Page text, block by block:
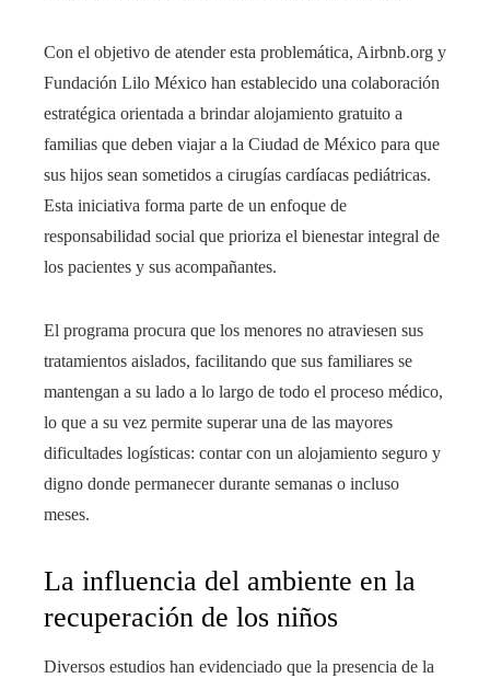
Con el objetivo de atender esta problemática, Airbnb.org y
Fundación Lilo México han establecido una colaboración
estratégica orientada a brindar alojamiento gratuito a
familias que deben viajar a la Ciudad de México para que
sus hijos sean sometidos a cirugías cardíacas pediátricas.
Esta iniciativa forma parte de un enfoque de
responsabilidad social que prioriza el bienestar integral de
los pacientes y sus acompañantes.
El programa procura que los menores no atraviesen sus
tratamientos aislados, facilitando que sus familiares se
mantengan a su lado a lo largo de todo el proceso médico,
lo que a su vez permite superar una de las mayores
dificultades logísticas: contar con un alojamiento seguro y
digno donde permanecer durante semanas o incluso
meses.
La influencia del ambiente en la
recuperación de los niños
Diversos estudios han evidenciado que la presencia de la